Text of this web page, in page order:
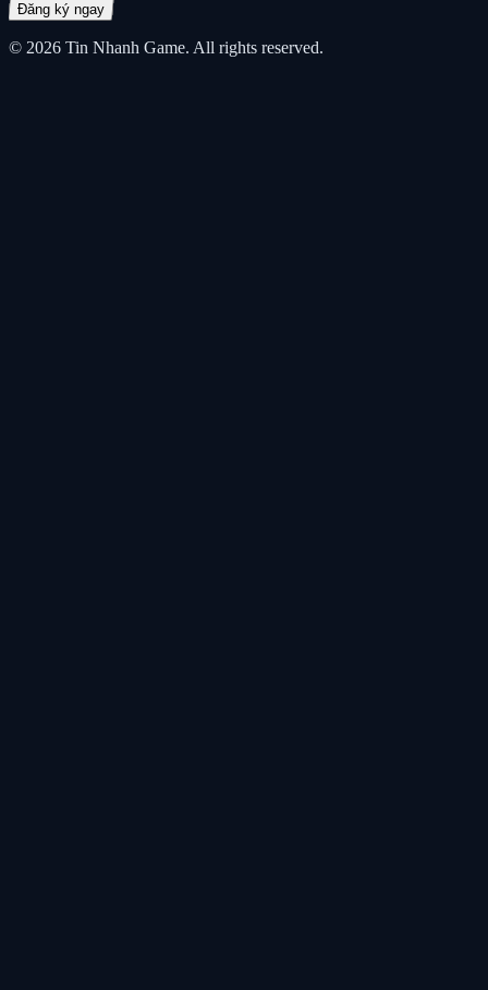
Đăng ký ngay
© 2026 Tin Nhanh Game. All rights reserved.